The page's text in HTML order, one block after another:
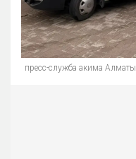
пресс-служба акима Алматы